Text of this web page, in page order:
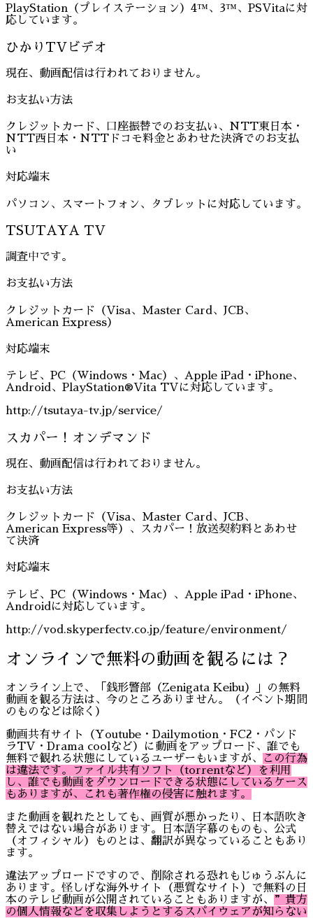
PlayStation（プレイステーション）4™、3™、PSVitaに対
応しています。
ひかりTVビデオ
現在、動画配信は行われておりません。
お支払い方法
クレジットカード、口座振替でのお支払い、NTT東日本・
NTT西日本・NTTドコモ料金とあわせた決済でのお支払
い
対応端末
パソコン、スマートフォン、タブレットに対応しています。
TSUTAYA TV
調査中です。
お支払い方法
クレジットカード（Visa、Master Card、JCB、
American Express）
対応端末
テレビ、PC（Windows・Mac）、Apple iPad・iPhone、
Android、PlayStation®Vita TVに対応しています。
http://tsutaya-tv.jp/service/
スカパー！オンデマンド
現在、動画配信は行われておりません。
お支払い方法
クレジットカード（Visa、Master Card、JCB、
American Express等）、スカパー！放送契約料とあわせ
て決済
対応端末
テレビ、PC（Windows・Mac）、Apple iPad・iPhone、
Androidに対応しています。
http://vod.skyperfectv.co.jp/feature/environment/
オンラインで無料の動画を観るには？
オンライン上で、「銭形警部（Zenigata Keibu）」の無料
動画を観る方法は、今のところありません。（イベント期間
のものなどは除く）
動画共有サイト（Youtube・Dailymotion・FC2・パンド
ラTV・Drama coolなど）に動画をアップロード、誰でも
無料で観れる状態にしているユーザーもいますが、
この行為
は違法です。ファイル共有ソフト（torrentなど）を利用
し、誰でも動画をダウンロードできる状態にしているケース
もありますが、これも著作権の侵害に触れます。
また動画を観れたとしても、画質が悪かったり、日本語吹き
替えではない場合があります。日本語字幕のものも、公式
（オフィシャル）ものとは、翻訳が異なっていることもあり
ます。
違法アップロードですので、削除される恐れもじゅうぶんに
あります。怪しげな海外サイト（悪質なサイト）で無料の日
本のテレビ動画が公開されていることもありますが、
”貴方
の個人情報などを収集しようとするスパイウェアが知らない